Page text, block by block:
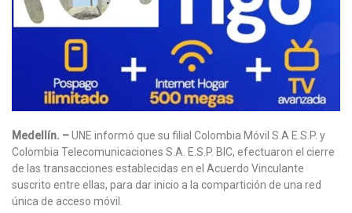
Medellín. –UNE informó que su filial Colombia Móvil S.A E.S.P. y
Colombia Telecomunicaciones S.A. E.S.P. BIC, efectuaron el cierre
de las transacciones establecidas en el Acuerdo Vinculante
suscrito entre ellas, para dar inicio a la compartición de una red
única de acceso móvil.